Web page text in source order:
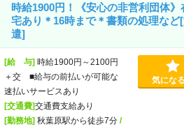
時給1900円！《安心の非営利団体》
宅あり＊16時まで＊書類の処理など
遣]
[給 与]時給1900円～2100円
＋交 ■給与の前払いが可能な
速払いサービスあり
[交通費]交通費支給あり
[勤務地]秋葉原駅から徒歩7分/
気にな